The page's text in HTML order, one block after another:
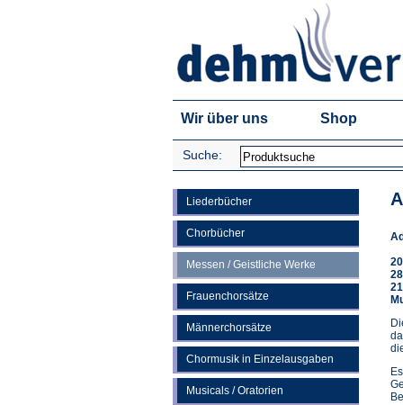
Wir über uns Shop
Suche:
Liederbücher
Chorbücher
Messen / Geistliche Werke
Frauenchorsätze
Männerchorsätze
Chormusik in Einzelausgaben
Musicals / Oratorien